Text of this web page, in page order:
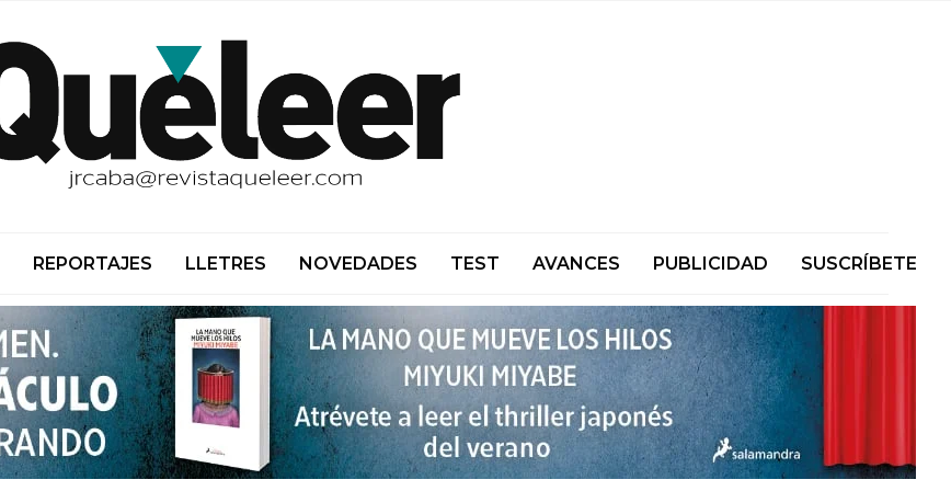
REPORTAJES LLETRES NOVEDADES TEST AVANCES PUBLICIDAD SUSCRÍBETE